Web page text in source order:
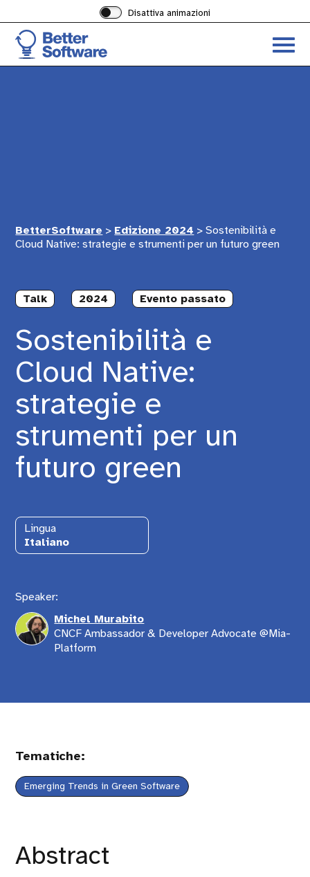
Disattiva animazioni
Accedi
menu
BetterSoftware > Edizione 2024 >Sostenibilità e
Cloud Native: strategie e strumenti per un futuro green
Talk 2024 Evento passato
Sostenibilità e
Cloud Native:
strategie e
strumenti per un
futuro green
Lingua
Italiano
Speaker:
Michel Murabito
CNCF Ambassador & Developer Advocate @Mia-
Platform
Tematiche:
Emerging Trends in Green Software
Abstract